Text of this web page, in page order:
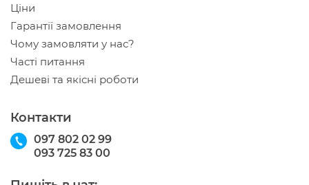
Ціни
Гарантії замовлення
Чому замовляти у нас?
Часті питання
Дешеві та якісні роботи
Контакти
097 802 02 99
093 725 83 00